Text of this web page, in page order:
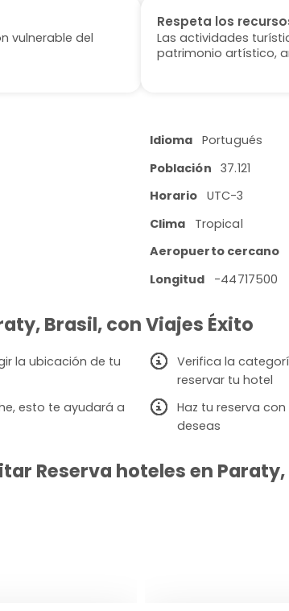
vulnerable del
Respeta los
Las actividades
patrimonio artístico,
Idioma Portugués
Población
37.121
Horario
UTC-3
Clima
Tropical
Aeropuerto cercano
Longitud -44717500
Brasil, con Viajes Éxito
la ubicación de tu
Verifica la
reservar tu hotel
esto te ayudará a
Haz tu reserva
deseas
Reserva hoteles en